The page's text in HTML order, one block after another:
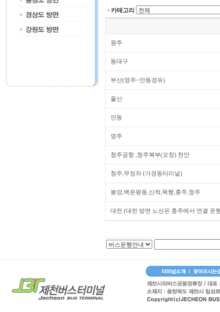
카테고리
원주
동대구
부산(영주~안동경유)
울산
안동
영주
청주공항 ,청주북부(오창) 천안
청주,무정차 (가경동터미널)
봉양,백운평동,산척,목행,충주,청주
대전 (대전 방면 노선은 충주에서 연결 운